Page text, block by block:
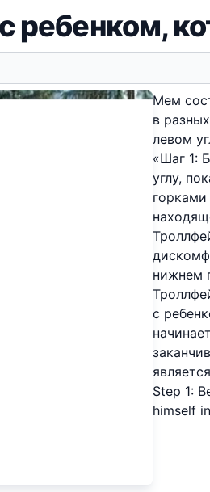
ребенком,
Мем
в
левом
«Шаг 1:
углу,
нижнем
с
Step 1:
himself